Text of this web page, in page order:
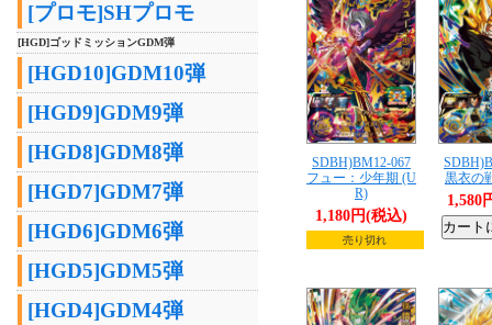
[プロモ]SHプロモ
[HGD]ゴッドミッションGDM弾
[HGD10]GDM10弾
[HGD9]GDM9弾
[HGD8]GDM8弾
[HGD7]GDM7弾
[HGD6]GDM6弾
[HGD5]GDM5弾
[HGD4]GDM4弾
SDBH)BM12-067
フュー：少年期 (U
R)
1,180円(税込)
売り切れ
黒衣の
1,580